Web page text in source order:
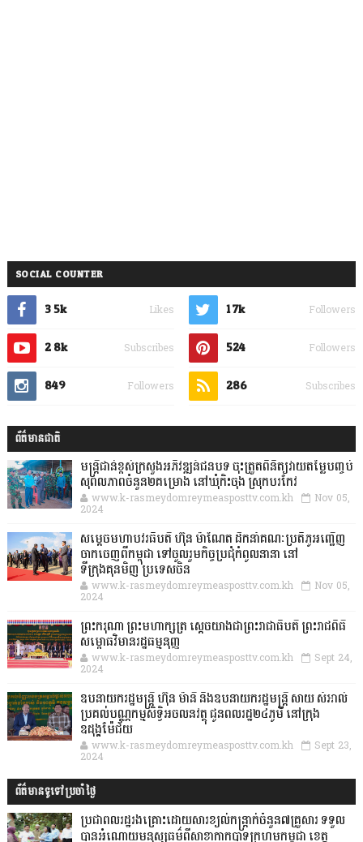
SOCIAL COUNTER
3.5k Likes 1.7k Followers
2.8k Subscribes 524 Followers
849 Followers 286 Subscribes
ព័ត៌មានជាតិ
មន្ត្រីជាន់ខ្ពស់ក្រសួងអភិវឌ្ឍន៍ជនបទ ចុះត្រួតពិនិត្យវាយតម្លៃបញ្ចប់
សុពលភាពចំនួន២គម្រោង នៅឃុំកិះចុង ស្រុកបរកែវ
www.k-rasmeydomreymeasposttv.com.kh Nov 05,
2024
សម្តេចមហាបវរធិបតី ហ៊ុន ម៉ាណែត ដឹកនាំគណៈប្រតិភូអញ្ជើញ
ចាកចេញពីកម្ពុជា ទៅចូលរួមកិច្ចប្រជុំកំពូលនានា នៅ
ទីក្រុងគុនមិញ ប្រទេសចិន
www.k-rasmeydomreymeasposttv.com.kh Nov 05,
2024
ព្រះករុណា ព្រះមហាក្សត្រ ស្តេចយាងជាព្រះរាជាធិបតី ព្រះរាជពិធី
សម្ពោធវិមានរដ្ឋធម្មនុញ្ញ
www.k-rasmeydomreymeasposttv.com.kh Sept 24,
2024
ឧបនាយករដ្ឋមន្ដ្រី ហ៊ុន ម៉ានី និងឧបនាយករដ្ឋមន្ដ្រី សាយ សំអាល់
ប្រគល់បណ្ណកម្មសិទ្ធិអចលនវត្ថុ ជូនពលរដ្ឋ២៤ភូមិ នៅក្រុង
ឧដុង្គម៉ែជ័យ
www.k-rasmeydomreymeasposttv.com.kh Sept 23,
2024
ព័ត៌មានទូទៅប្រចាំថ្ងៃ
ប្រជាពលរដ្ឋរងគ្រោះដោយសារខ្យល់កន្ត្រាក់ចំនួន៧គ្រួសារ ទទួល
បានអំណោយមនុស្សធម៌ពីសាខាកាកបាទក្រហមកម្ពុជា ខេត្ត